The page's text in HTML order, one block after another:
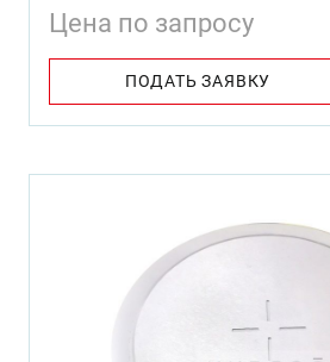
Цена по запросу
ПОДАТЬ ЗАЯВКУ